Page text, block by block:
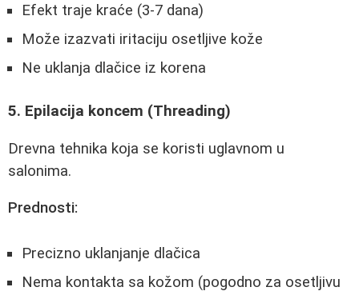
Efekt traje kraće (3-7 dana)
Može izazvati iritaciju osetljive kože
Ne uklanja dlačice iz korena
5. Epilacija koncem (Threading)
Drevna tehnika koja se koristi uglavnom u
salonima.
Prednosti:
Precizno uklanjanje dlačica
Nema kontakta sa kožom (pogodno za osetljivu